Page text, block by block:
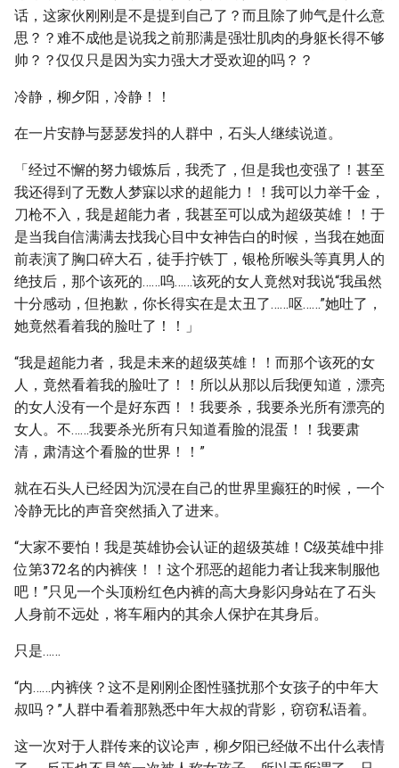
话，这家伙刚刚是不是提到自己了？而且除了帅气是什么意
思？？难不成他是说我之前那满是强壮肌肉的身躯长得不够
帅？？仅仅只是因为实力强大才受欢迎的吗？？
冷静，柳夕阳，冷静！！
在一片安静与瑟瑟发抖的人群中，石头人继续说道。
「经过不懈的努力锻炼后，我秃了，但是我也变强了！甚至
我还得到了无数人梦寐以求的超能力！！我可以力举千金，
刀枪不入，我是超能力者，我甚至可以成为超级英雄！！于
是当我自信满满去找我心目中女神告白的时候，当我在她面
前表演了胸口碎大石，徒手拧铁丁，银枪所喉头等真男人的
绝技后，那个该死的……呜……该死的女人竟然对我说“我虽然
十分感动，但抱歉，你长得实在是太丑了……呕……”她吐了，
她竟然看着我的脸吐了！！」
“我是超能力者，我是未来的超级英雄！！而那个该死的女
人，竟然看着我的脸吐了！！所以从那以后我便知道，漂亮
的女人没有一个是好东西！！我要杀，我要杀光所有漂亮的
女人。不……我要杀光所有只知道看脸的混蛋！！我要肃
清，肃清这个看脸的世界！！”
就在石头人已经因为沉浸在自己的世界里癫狂的时候，一个
冷静无比的声音突然插入了进来。
“大家不要怕！我是英雄协会认证的超级英雄！C级英雄中排
位第372名的内裤侠！！这个邪恶的超能力者让我来制服他
吧！”只见一个头顶粉红色内裤的高大身影闪身站在了石头
人身前不远处，将车厢内的其余人保护在其身后。
只是……
“内……内裤侠？这不是刚刚企图性骚扰那个女孩子的中年大
叔吗？”人群中看着那熟悉中年大叔的背影，窃窃私语着。
这一次对于人群传来的议论声，柳夕阳已经做不出什么表情